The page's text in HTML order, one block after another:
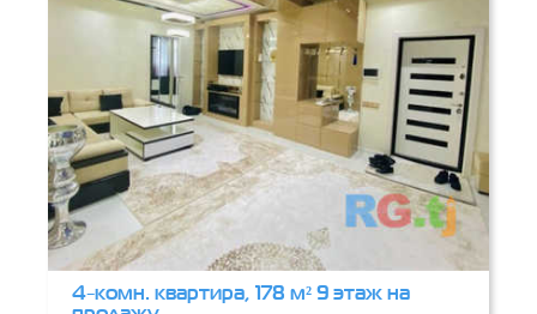
4-комн. квартира, 178 м² 9 этаж на